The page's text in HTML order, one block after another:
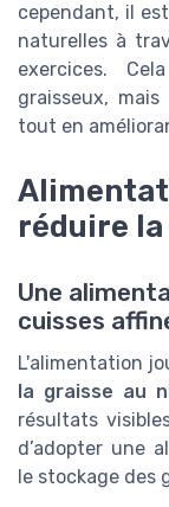
cependant, il
naturelles à
exercices.
graisseux,
tout en
réduire la
Une
cuisses
L'alimentation
la graisse au
résultats
d’adopter une
le stockage des